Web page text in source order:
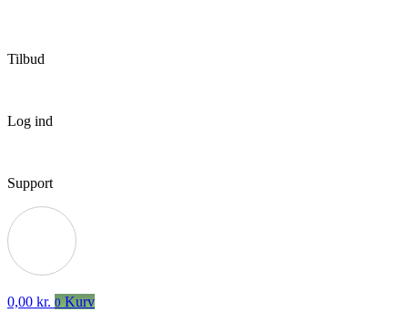
Tilbud
Log ind
Support
0,00 kr. 0 Kurv